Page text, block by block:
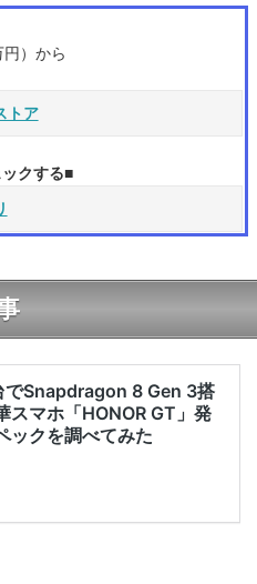
）から
トア
クする■